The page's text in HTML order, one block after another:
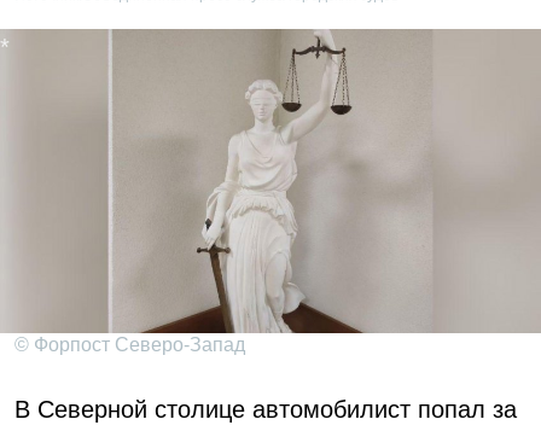
© Форпост Северо-Запад
В Северной столице автомобилист попал за